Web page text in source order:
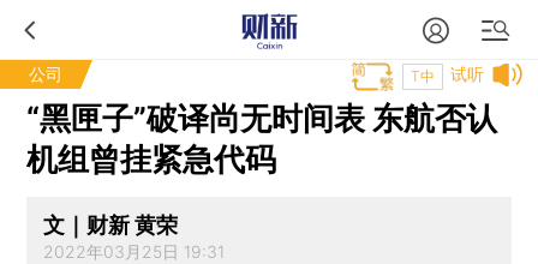
公司 试听
T中
“黑匣子”破译尚无时间表 东航否认
机组曾挂紧急代码
文｜财新 黄荣
2022年03月25日 19:31